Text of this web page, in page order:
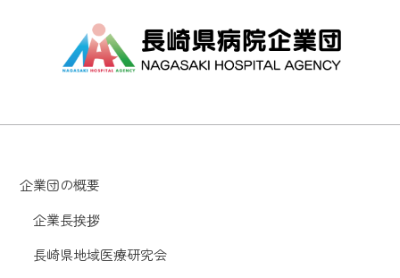
企業団の概要
企業長挨拶
長崎県地域医療研究会